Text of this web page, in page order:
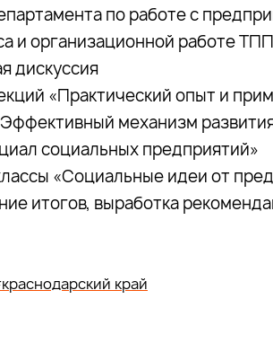
по работе с
и организационной работе
дискуссия
«Практический опыт и
механизм
социальных предприятий»
«Социальные идеи от
итогов, выработка
край